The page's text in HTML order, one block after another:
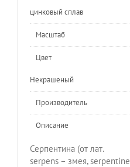
цинковый сплав
Масштаб
Цвет
Некрашеный
Производитель
Описание
Серпентина (от лат.
serpens – змея, serpentine